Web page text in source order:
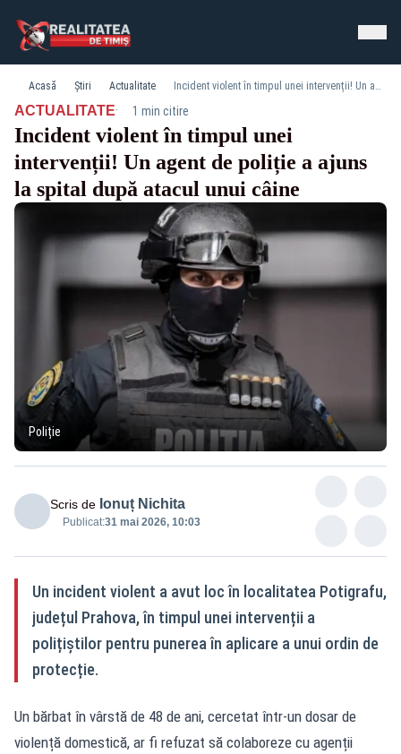
Acasă Știri Actualitate Incident violent în timpul unei intervenții! Un agent de poliție a ajuns la spital după atacul unui câine
ACTUALITATE· 1 min citire
Incident violent în timpul unei
intervenții! Un agent de poliție a ajuns
la spital după atacul unui câine
Poliție
Scris de Ionuț Nichita
Publicat:31 mai 2026, 10:03
Un incident violent a avut loc în localitatea Potigrafu,
județul Prahova, în timpul unei intervenții a
polițiștilor pentru punerea în aplicare a unui ordin de
protecție.
Un bărbat în vârstă de 48 de ani, cercetat într-un dosar de
violență domestică, ar fi refuzat să colaboreze cu agenții